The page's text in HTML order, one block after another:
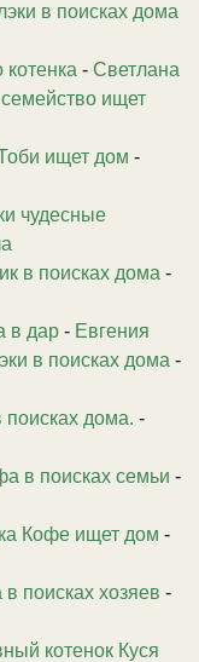
в поисках дома
- Светлана
ищет
ищет дом -
чудесные
в поисках дома -
в дар - Евгения
в поисках дома -
поисках дома. -
в поисках семьи -
Кофе ищет дом -
поисках хозяев -
котенок Куся